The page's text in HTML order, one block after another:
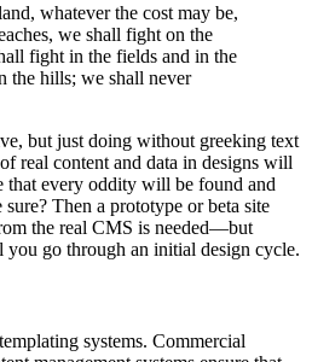
whatever the cost may be,
we shall fight on the
fight in the fields and in the
the hills; we shall never
but just doing without greeking text
real content and data in designs will
that every oddity will be found and
Then a prototype or beta site
the real CMS is needed—but
you go through an initial design cycle.
systems. Commercial